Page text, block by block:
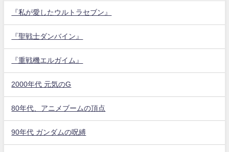
『私が愛したウルトラセブン』
『聖戦士ダンバイン』
『重戦機エルガイム』
2000年代 元気のG
80年代、アニメブームの頂点
90年代 ガンダムの呪縛